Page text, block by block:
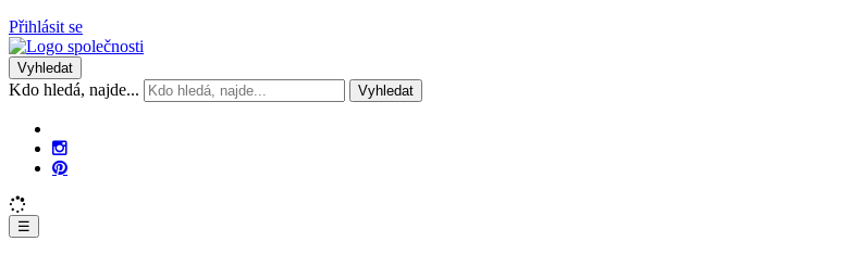
Přihlásit se
Vyhledat
Kdo hledá, najde... Vyhledat
☰